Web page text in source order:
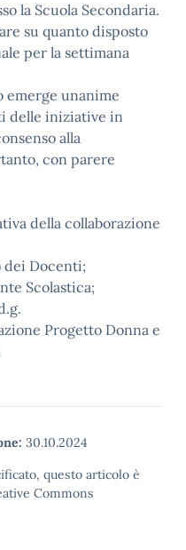
la Scuola Secondaria.
su quanto disposto
per la settimana
emerge unanime
delle iniziative in
alla
con parere
della collaborazione
dei Docenti;
Scolastica;
Progetto Donna e
30.10.2024
questo articolo è
Commons